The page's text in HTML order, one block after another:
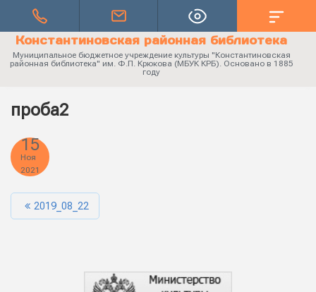
Константиновская районная библиотека
Муниципальное бюджетное учреждение культуры "Константиновская
районная библиотека" им. Ф.П. Крюкова (МБУК КРБ). Основано в 1885
году
проба2
15
Ноя
2021
2019_08_22